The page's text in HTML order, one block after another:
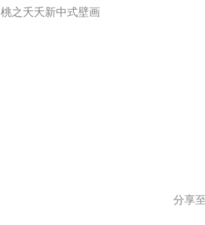
桃之夭夭新中式壁画
分享